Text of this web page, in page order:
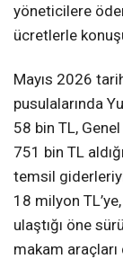
yöneticilere
ücretlerle
Mayıs 2026
pusulalarında
58 bin TL, Genel
751 bin TL
temsil
18 milyon
ulaştığı öne
makam araçları